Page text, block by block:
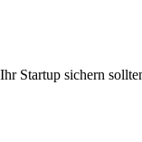
Startup sichern